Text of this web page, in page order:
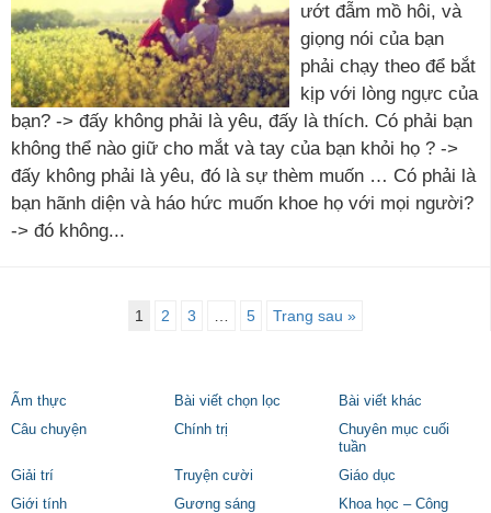
ướt đẫm mồ hôi, và
giọng nói của bạn
phải chạy theo để bắt
kịp với lòng ngực của
bạn? -> đấy không phải là yêu, đấy là thích. Có phải bạn
không thể nào giữ cho mắt và tay của bạn khỏi họ ? ->
đấy không phải là yêu, đó là sự thèm muốn … Có phải là
bạn hãnh diện và háo hức muốn khoe họ với mọi người?
-> đó không...
1 2 3 5 Trang sau »
Ẩm thực Bài viết chọn lọc
Bài viết khác
Câu chuyện
Chính trị
Chuyên mục cuối
tuần
Giải trí
Truyện cười
Giáo dục
Giới tính
Gương sáng
Khoa học – Công